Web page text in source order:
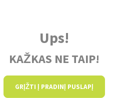
Ups!
KAŽKAS NE TAIP!
GRĮŽTI Į PRADINĮ PUSLAPĮ